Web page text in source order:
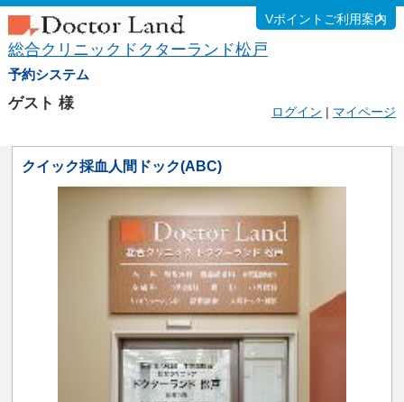
総合クリニックドクターランド松戸
予約システム
Vポイントご利用案内
ゲスト 様 ログイン | マイページ
クイック採血人間ドック(ABC)